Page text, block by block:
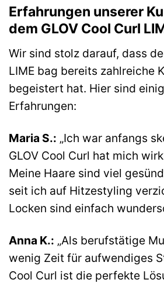
Erfahrungen unserer
dem GLOV Cool Curl
Wir sind stolz darauf, dass
LIME bag bereits zahlreiche
begeistert hat. Hier sind
Erfahrungen:
Maria S.: „Ich war anfangs
GLOV Cool Curl hat mich
Meine Haare sind viel
seit ich auf Hitzestyling
Locken sind einfach
Anna K.: „Als berufstätige
wenig Zeit für aufwendiges
Cool Curl ist die perfekte